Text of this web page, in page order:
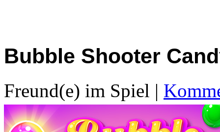
Bubble Shooter
Freund(e) im Spiel |